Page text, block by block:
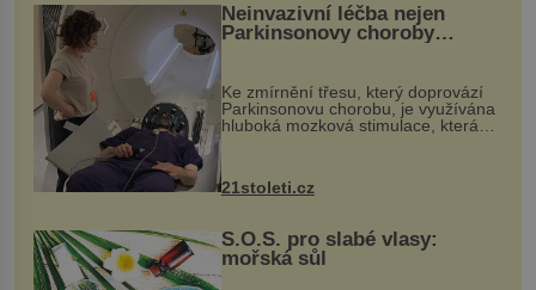
Neinvazivní léčba nejen
Parkinsonovy choroby
Ke zmírnění třesu, který doprovází
Parkinsonovu chorobu, je využívána
hluboká mozková stimulace, která
však vyžaduje vysoce invazivní
k dostatečně přesnému zacílení ...
21stoleti.cz
S.O.S. pro slabé vlasy:
mořská sůl